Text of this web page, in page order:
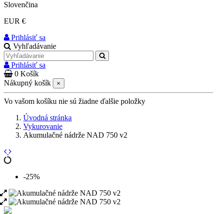
Slovenčina
EUR €
Prihlásiť sa
Vyhľadávanie
Prihlásiť sa
0 Košík
Nákupný košík
×
Vo vašom košíku nie sú žiadne ďalšie položky
Úvodná stránka
Vykurovanie
Akumulačné nádrže NAD 750 v2
-25%